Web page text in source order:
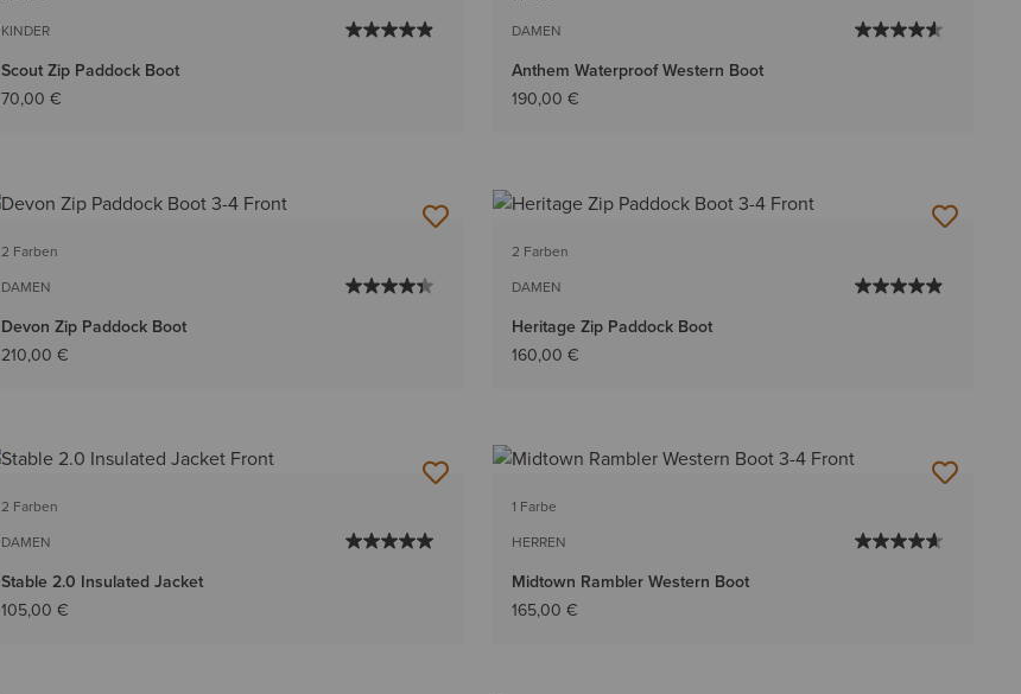
KINDER
Scout Zip Paddock Boot
70,00 €
DAMEN
Anthem Waterproof Western Boot
190,00 €
2 Farben
DAMEN
Devon Zip Paddock Boot
210,00 €
2 Farben
DAMEN
Heritage Zip Paddock Boot
160,00 €
2 Farben
DAMEN
Stable 2.0 Insulated Jacket
105,00 €
1 Farbe
HERREN
Midtown Rambler Western Boot
165,00 €